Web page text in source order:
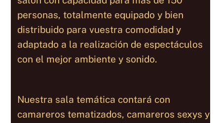
personas, totalmente equipado y bien
distribuido para vuestra comodidad y
adaptado a la realización de espectáculos
con el mejor ambiente y sonido.
Nuestra sala temática contará con
camareros tematizados, camareros sexys y